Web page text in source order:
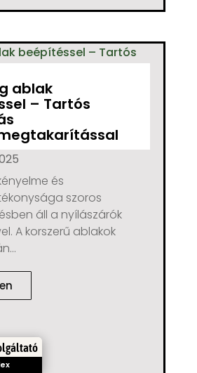
ablak
– Tartós
és
szoros
áll a nyílászárók
A korszerű ablakok